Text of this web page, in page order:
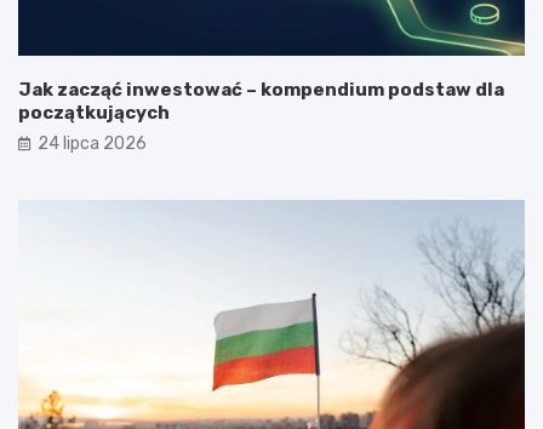
Jak zacząć inwestować – kompendium podstaw dla
początkujących
24 lipca 2026